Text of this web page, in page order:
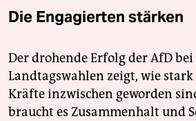
Die Engagierten stärken
Der drohende Erfolg der AfD
Landtagswahlen zeigt, wie
Kräfte inzwischen geworden
braucht es Zusammenhalt und